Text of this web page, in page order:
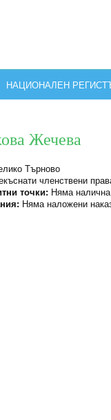
НАЦИОНАЛЕН
Жечева
Търново
членствени
точки: Няма
Няма наложени